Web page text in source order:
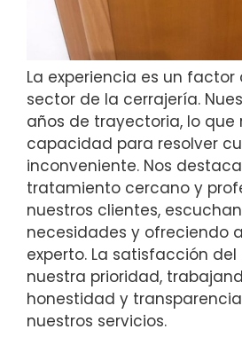
La experiencia es un factor
sector de la cerrajería.
años de trayectoria, lo que
capacidad para resolver
inconveniente. Nos
tratamiento cercano y
nuestros clientes,
necesidades y ofreciendo
experto. La satisfacción
nuestra prioridad,
honestidad y
nuestros servicios.